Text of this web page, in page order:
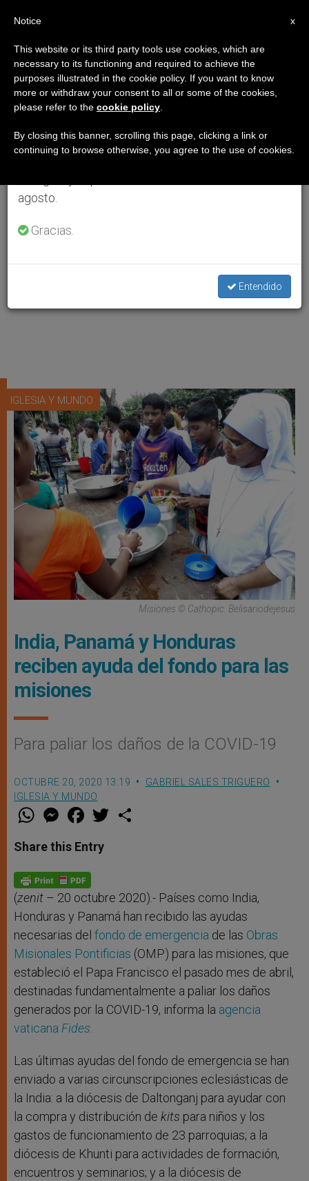
IGLESIA Y MUNDO
Misiones © Cathopic. Belisariodejesus
India, Panamá y Honduras
reciben ayuda del fondo para las
misiones
Para paliar los daños de la COVID-19
OCTUBRE 20, 2020 13:19
GABRIEL SALES TRIGUERO
IGLESIA Y MUNDO
W
t
s
p
p
M
e
s
e
g
e
r
F
a
e
b
o
k
w
Share this Entry
(zenit – 20 octubre 2020).- Países como India,
Honduras y Panamá han recibido las ayudas
necesarias del fondo de emergencia de las Obras
Misionales Pontificias (OMP) para las misiones, que
estableció el Papa Francisco el pasado mes de abril,
destinadas fundamentalmente a paliar los daños
generados por la COVID-19, informa la agencia
vaticana Fides.
Las últimas ayudas del fondo de emergencia se han
enviado a varias circunscripciones eclesiásticas de
la India: a la diócesis de Daltonganj para ayudar con
la compra y distribución de kits para niños y los
gastos de funcionamiento de 23 parroquias; a la
diócesis de Khunti para actividades de formación,
encuentros y seminarios; y a la diócesis de
×
Aviso importante
Del 27 de julio al 7 de agosto haremos la pausa
anual, aprovechando que en el periodo de verano
se generan menos informaciones y también el
agosto.
Gracias.
Entendido
x
Notice
This website or its third party tools use cookies, which are
necessary to its functioning and required to achieve the
purposes illustrated in the cookie policy. If you want to know
more or withdraw your consent to all or some of the cookies,
please refer to the cookie policy
By closing this banner, scrolling this page, clicking a link or
continuing to browse otherwise, you agree to the use of cookies.